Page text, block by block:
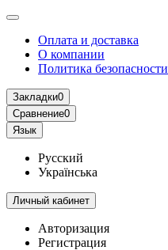
Оплата и доставка
О компании
Политика безопасности
Закладки0
Сравнение0
Язык
Русский
Українська
Личный кабинет
Авторизация
Регистрация